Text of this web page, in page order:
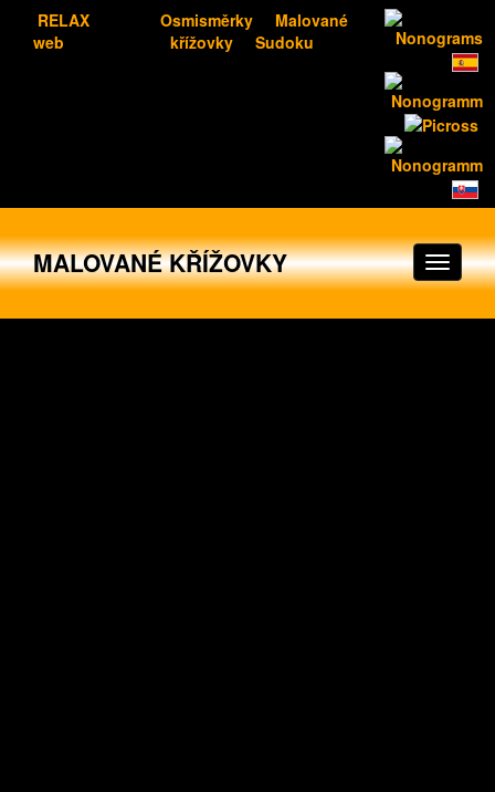
RELAX
web
Osmisměrky
Malované
křížovky
Sudoku
MALOVANÉ KŘÍŽOVKY